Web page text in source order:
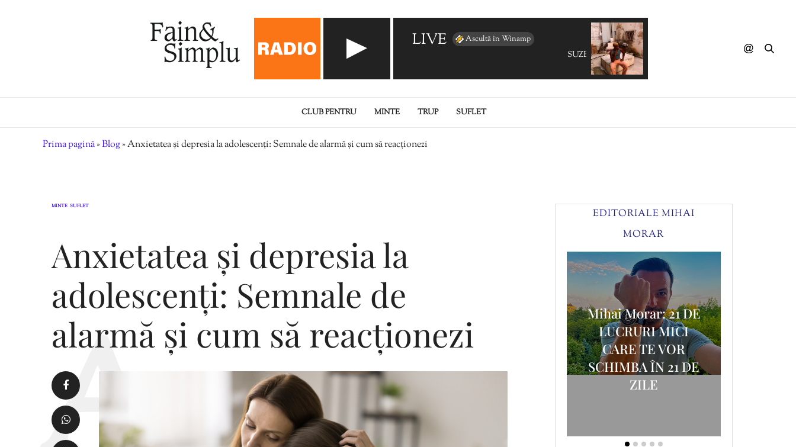
LIVE Ascultă în Winamp
SUZETTE CHARLES - Whenever You're Around
CLUB PENTRU MINTE TRUP SUFLET
Prima pagină»Blog»Anxietatea și depresia la adolescenți: Semnale de alarmă și cum să reacționezi
MINTE SUFLET
Anxietatea și depresia la
adolescenți: Semnale de
alarmă și cum să reacționezi
EDITORIALE MIHAI
MORAR
Editorial Mihai
Morar: CUM L-AM
FRUMOS
Mihai Morar: 21 DE
LUCRURI MICI
CARE TE VOR
SCHIMBA ÎN 21 DE
ZILE